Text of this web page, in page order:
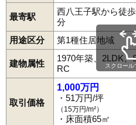
最寄駅
西八王子駅から徒
分
用途区分
第1種住居地域
建物属性
1970年築、2LDK、
RC
取引価格
1,000万円
・51万円/坪
（15万円/m²）
・床面積65㎡
スクロール